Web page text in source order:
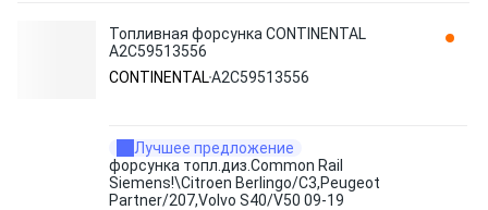
Топливная форсунка CONTINENTAL
A2C59513556
CONTINENTALA2C59513556
Лучшее предложение
форсунка топл.диз.Common Rail
Siemens!\Citroen Berlingo/C3,Peugeot
Partner/207,Volvo S40/V50 09-19